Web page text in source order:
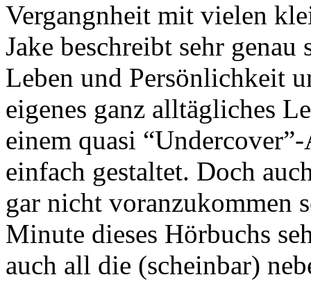
Vergangnheit mit vielen
Jake beschreibt sehr
Leben und Persönlichkeit
eigenes ganz alltägliches
einem quasi
einfach gestaltet. Doch
gar nicht voranzukommen
Minute dieses Hörbuchs
auch all die (scheinbar)